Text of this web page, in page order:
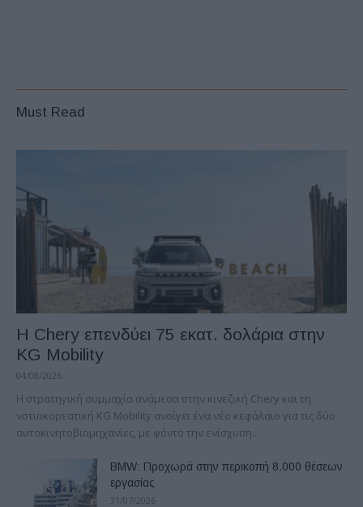
Must Read
Η Chery επενδύει 75 εκατ. δολάρια στην
KG Mobility
04/08/2026
H στρατηγική συμμαχία ανάμεσα στην κινεζική Chery και τη
νοτιοκορεατική KG Mobility ανοίγει ένα νέο κεφάλαιο για τις δύο
αυτοκινητοβιομηχανίες, με φόντο την ενίσχυση...
BMW: Προχωρά στην περικοπή 8.000 θέσεων
εργασίας
31/07/2026